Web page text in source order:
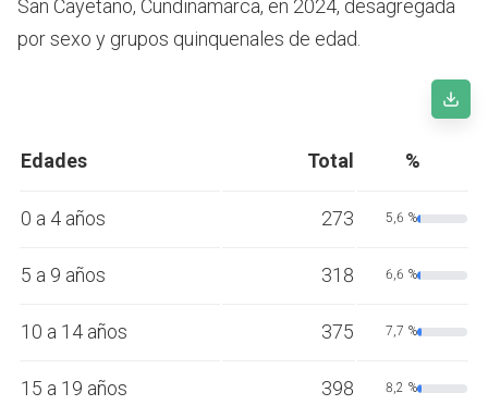
San Cayetano, Cundinamarca, en 2024, desagregada
por sexo y grupos quinquenales de edad.
Edades Total %
0 a 4 años 273 5,6 %
5 a 9 años 318 6,6 %
10 a 14 años 375 7,7 %
15 a 19 años 398 8,2 %